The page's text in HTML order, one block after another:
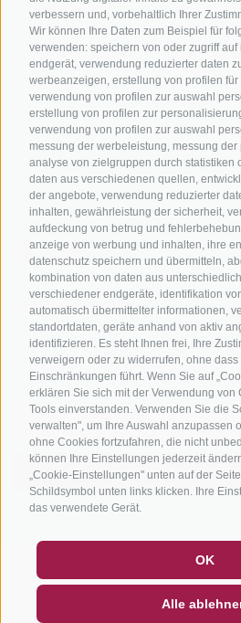
verbessern und, vorbehaltlich Ihrer
Wir können Ihre Daten zum Beispiel für
verwenden: speichern von oder zugriff
endgerät, verwendung reduzierter daten
werbeanzeigen, erstellung von profilen
verwendung von profilen zur auswahl
erstellung von profilen zur
verwendung von profilen zur auswahl
messung der werbeleistung, messung
analyse von zielgruppen durch statistiken
daten aus verschiedenen quellen,
der angebote, verwendung reduzierter
inhalten, gewährleistung der sicherheit,
aufdeckung von betrug und
anzeige von werbung und inhalten, ihre
datenschutz speichern und übermitteln,
kombination von daten aus
verschiedener endgeräte, identifikation
automatisch übermittelter informationen,
standortdaten, geräte anhand von aktiv
identifizieren. Es steht Ihnen frei, Ihre
verweigern oder zu widerrufen, ohne
Einschränkungen führt. Wenn Sie auf
erklären Sie sich mit der Verwendung von
Tools einverstanden. Verwenden Sie die
verwalten", um Ihre Auswahl anzupassen
ohne Cookies fortzufahren, die nicht
können Ihre Einstellungen jederzeit
„Cookie-Einstellungen" unten auf der
Schildsymbol unten links klicken. Ihre
das verwendete Gerät.
OK
Alle
NEWSLETTER
SOCIAL WALL
Hotels & Pakete
Urlaubspakete
Unsere Gutscheine
Hot Deals
Bike & Work
Südtirol
Südtirol
Radwege
Bike-
info@bikehotels.it
MELDE DICH ZU UNSEREM
JETZT ANMELDEN
IMPRESSUM